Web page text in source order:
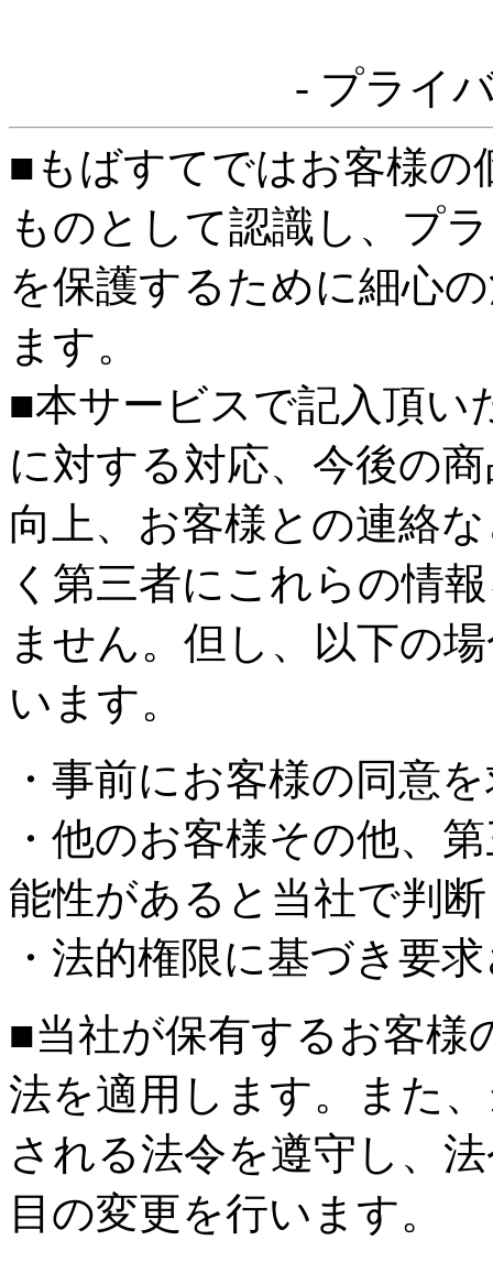
- プライ
■もばすてではお客様の
ものとして認識し、プ
を保護するために細心
ます。
■本サービスで記入頂い
に対する対応、今後の
向上、お客様との連絡
く第三者にこれらの情
ません。但し、以下の
います。
・事前にお客様の同意
・他のお客様その他、
能性があると当社で判
・法的権限に基づき要
■当社が保有するお客様
法を適用します。また
される法令を遵守し、
目の変更を行います。